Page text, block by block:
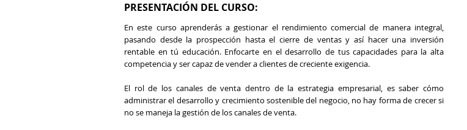
PRESENTACIÓN DEL CURSO:
En este curso aprenderás a gestionar el rendimiento comercial de manera integral,
pasando desde la prospección hasta el cierre de ventas y así hacer una inversión
rentable en tú educación. Enfocarte en el desarrollo de tus capacidades para la alta
competencia y ser capaz de vender a clientes de creciente exigencia.
El rol de los canales de venta dentro de la estrategia empresarial, es saber cómo
administrar el desarrollo y crecimiento sostenible del negocio, no hay forma de crecer si
no se maneja la gestión de los canales de venta.